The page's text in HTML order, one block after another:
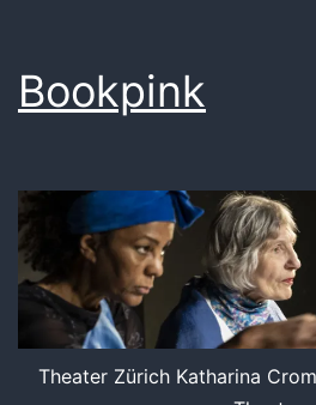
Bookpink
Theater Zürich Katharina